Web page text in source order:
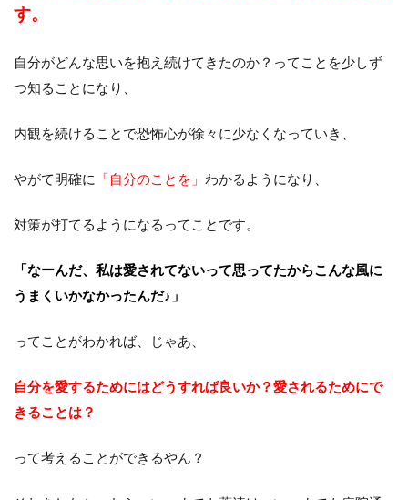
す。
自分がどんな思いを抱え続けてきたのか？ってことを少しず
つ知ることになり、
内観を続けることで恐怖心が徐々に少なくなっていき、
やがて明確に 「自分のことを」 わかるようになり、
対策が打てるようになるってことです。
「なーんだ、私は愛されてないって思ってたからこんな風に
うまくいかなかったんだ♪」
ってことがわかれば、じゃあ、
自分を愛するためにはどうすれば良いか？愛されるためにで
きることは？
って考えることができるやん？